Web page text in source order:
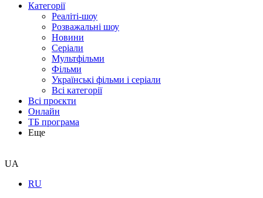
Категорії
Реаліті-шоу
Розважальні шоу
Новини
Серіали
Мультфільми
Фільми
Українські фільми і серіали
Всі категорії
Всі проєкти
Онлайн
ТБ програма
Еще
UA
RU